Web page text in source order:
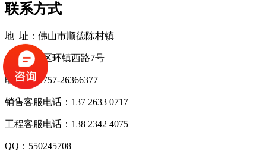
联系方式
地 址：佛山市顺德陈村镇
广隆工业区环镇西路7号
电 话：0757-26366377
销售客服电话：137 2633 0717
工程客服电话：138 2342 4075
QQ：550245708